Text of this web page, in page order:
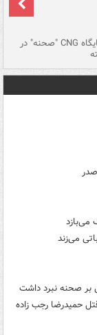
لحظه انفجار جایگاه CNG "صحنه" در
می‌بازد
می‌زند
بر صحنه نبرد داشت
حمیدرضا رجب زاده